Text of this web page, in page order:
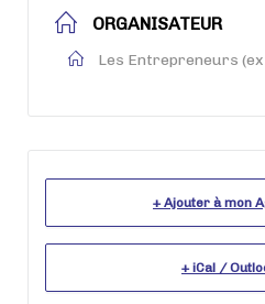
ORGANISATEUR
Les Entrepreneurs (ex
+ Ajouter à mon
+ iCal /